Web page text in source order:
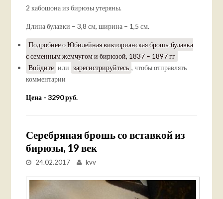
2 кабошона из бирюзы утеряны.
Длина булавки – 3,8 см, ширина – 1,5 см.
Подробнеео Юбилейная викторианская брошь-булавка
с семенным жемчугом и бирюзой, 1837 – 1897 гг
Войдите или зарегистрируйтесь , чтобы отправлять
комментарии
Цена - 3290 руб.
Серебряная брошь со вставкой из
бирюзы, 19 век
24.02.2017 kvv